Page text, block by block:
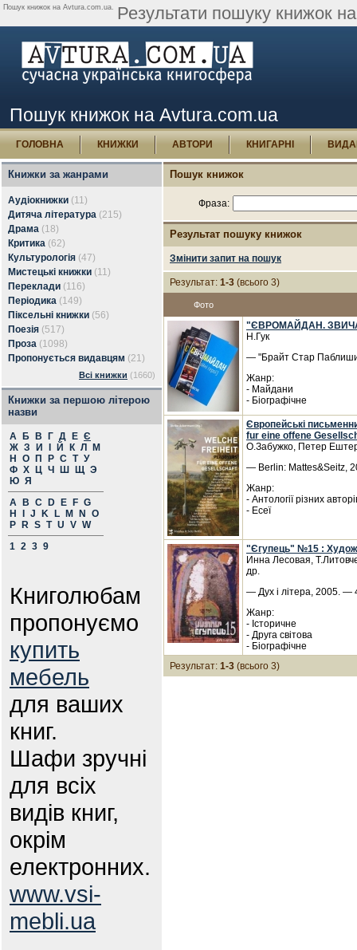
Пошук книжок на Avtura.com.ua. Результати пошуку книжок
Пошук книжок на Avtura.com.ua
ГОЛОВНА КНИЖКИ АВТОРИ КНИГАРНІ
Книжки за жанрами
Аудіокнижки (11)
Дитяча література (215)
Драма (18)
Критика (62)
Культурологія (47)
Мистецькі книжки (11)
Переклади (116)
Періодика (149)
Піксельні книжки (56)
Поезія (517)
Проза (1098)
Пропонується видавцям (21)
Всі книжки (1660)
Книжки за першою літерою
назви
А Б В Г Д Е Є
Ж З И Й К Л
М
Н
О П Р С Т У
Ф Х Ц Ч Ш Щ Э
Ю Я
A
B C D E F G
H
J K L M N
O
P
R S T U V W
1 2 3 9
Книголюбам
пропонуємо
купить
мебель
для ваших
книг.
Шафи зручні
для всіх
видів книг,
окрім
електронних.
www.vsi-
mebli.ua
Пошук книжок
Фраза:
Результат пошуку книжок
Змінити запит на пошук
Результат: 1-3 (всього 3)
Фото
"ЄВРОМАЙДАН.
Н.Гук
— "Брайт Стар
Жанр:
- Майдани
- Біографічне
Європейські
fur eine offene
О.Забужко, Петер
— Berlin: Mattes&Seitz,
Жанр:
- Антології різних
- Есеї
"Єгупець" №15 :
Инна Лесовая,
др.
— Дух і літера, 2005. —
Жанр:
- Історичне
- Друга світова
- Біографічне
Результат: 1-3 (всього 3)